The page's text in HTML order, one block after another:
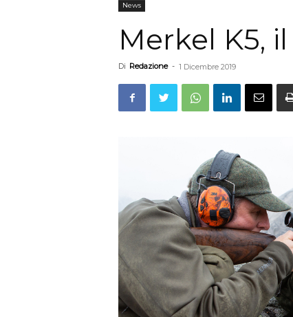
News
Merkel K5,
Di Redazione - 1 Dicembre 2019